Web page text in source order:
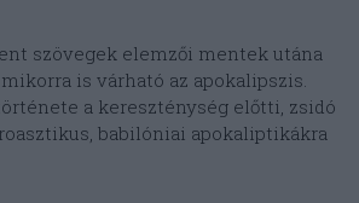
szövegek elemzői mentek utána
is várható az apokalipszis.
a kereszténység előtti, zsidó
babilóniai apokaliptikákra